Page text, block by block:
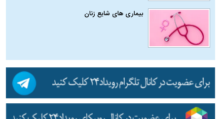
بیماری‌ های شایع زنان